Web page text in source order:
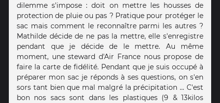
dilemme s'impose : doit on mettre les housses de
protection de pluie ou pas ? Pratique pour protéger le
sac mais comment le reconnaître parmi les autres ?
Mathilde décide de ne pas la mettre, elle s'enregistre
pendant que je décide de le mettre. Au même
moment, une steward d'Air France nous propose de
faire la carte de fidélité. Pendant que je suis occupé à
préparer mon sac je réponds à ses questions, on s'en
sors tant bien que mal malgré la précipitation ... C'est
bon nos sacs sont dans les plastiques (9 & 13kilos